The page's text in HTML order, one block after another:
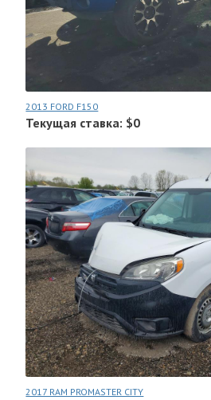
2013 FORD F150
Текущая ставка: $0
2017 RAM PROMASTER CITY